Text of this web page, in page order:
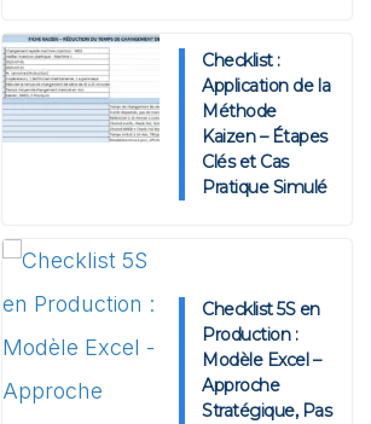
Checklist :
Application de la
Méthode
Kaizen – Étapes
Clés et Cas
Pratique Simulé
Checklist 5S en
Production :
Modèle Excel –
Approche
Stratégique, Pas